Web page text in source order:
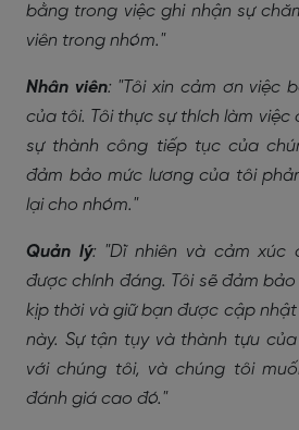
bằng trong việc ghi nhận sự
viên trong nhóm."
Nhân viên: "Tôi xin cảm ơn việc
của tôi. Tôi thực sự thích làm việc
sự thành công tiếp tục của
đảm bảo mức lương của tôi
lại cho nhóm."
Quản lý: "Dĩ nhiên và cảm xúc
được chính đáng. Tôi sẽ đảm
kịp thời và giữ bạn được cập
này. Sự tận tụy và thành tựu
với chúng tôi, và chúng tôi
đánh giá cao đó."